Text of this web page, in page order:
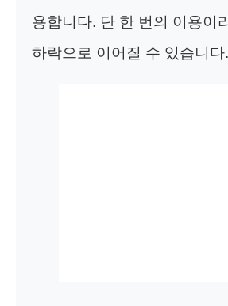
용합니다. 단 한 번의 이용이
하락으로 이어질 수 있습니다.